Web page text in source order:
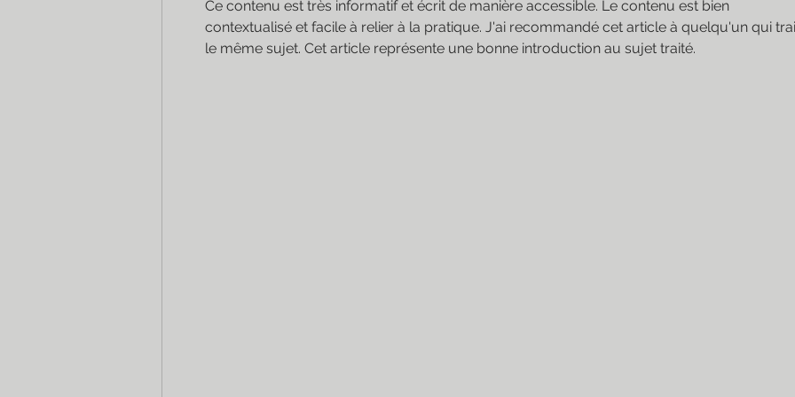
Ce contenu est très informatif et écrit de manière accessible. Le contenu est bien
contextualisé et facile à relier à la pratique. J'ai recommandé cet article à quelqu'un qui
le même sujet. Cet article représente une bonne introduction au sujet traité.